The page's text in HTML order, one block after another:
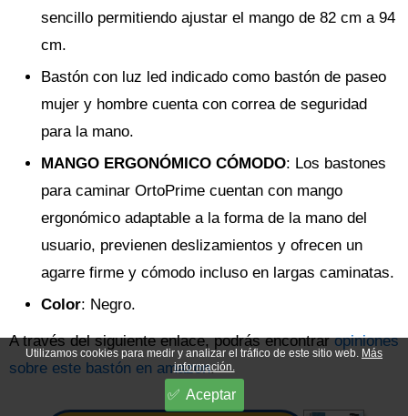
sencillo permitiendo ajustar el mango de 82 cm a 94
cm.
Bastón con luz led indicado como bastón de paseo
mujer y hombre cuenta con correa de seguridad
para la mano.
MANGO ERGONÓMICO CÓMODO: Los bastones
para caminar OrtoPrime cuentan con mango
ergonómico adaptable a la forma de la mano del
usuario, previenen deslizamientos y ofrecen un
agarre firme y cómodo incluso en largas caminatas.
Color: Negro.
A través del siguiente enlace, podrás encontraropiniones
sobre este bastón en amazon.
Utilizamos cookies para medir y analizar el tráfico de este sitio web. Más
información.
Aceptar